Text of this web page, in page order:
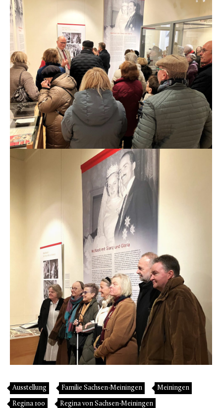
Ausstellung Familie Sachsen-Meiningen Meiningen
Regina 100 Regina von Sachsen-Meiningen